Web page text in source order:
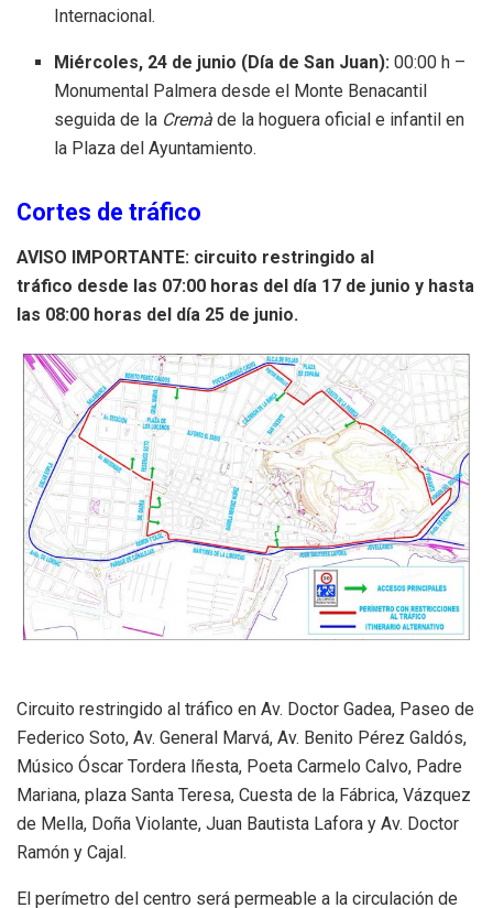
Internacional.
Miércoles, 24 de junio (Día de San Juan): 00:00 h –
Monumental Palmera desde el Monte Benacantil
seguida de la Cremà de la hoguera oficial e infantil en
la Plaza del Ayuntamiento.
Cortes de tráfico
AVISO IMPORTANTE: circuito restringido al
tráfico desde las 07:00 horas del día 17 de junio y hasta
las 08:00 horas del día 25 de junio.
Circuito restringido al tráfico en Av. Doctor Gadea, Paseo de
Federico Soto, Av. General Marvá, Av. Benito Pérez Galdós,
Músico Óscar Tordera Iñesta, Poeta Carmelo Calvo, Padre
Mariana, plaza Santa Teresa, Cuesta de la Fábrica, Vázquez
de Mella, Doña Violante, Juan Bautista Lafora y Av. Doctor
Ramón y Cajal.
El perímetro del centro será permeable a la circulación de